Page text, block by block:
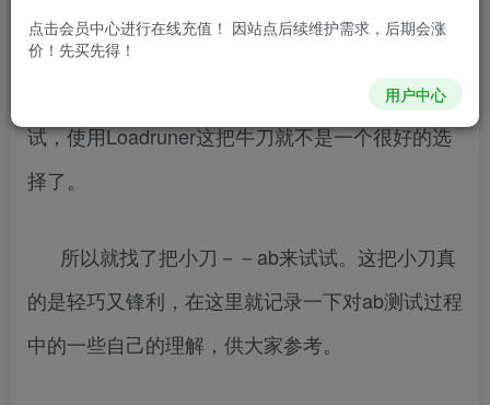
的功能很全面，是一把很好的牛刀。
如果我们只是需要对一个页面做简单的性能测
试，使用Loadruner这把牛刀就不是一个很好的选
择了。
所以就找了把小刀－－ab来试试。这把小刀真
的是轻巧又锋利，在这里就记录一下对ab测试过程
中的一些自己的理解，供大家参考。
点击会员中心进行在线充值！ 因站点后续维护需求，后期会涨
价！先买先得！
用户中心